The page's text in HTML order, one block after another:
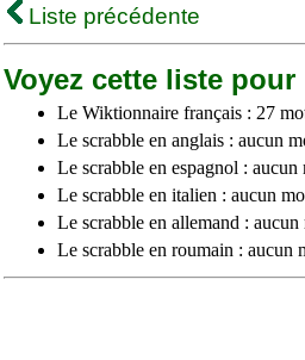
Liste précédente
Voyez cette liste pour
Le Wiktionnaire français : 27
Le scrabble en anglais : aucun
Le scrabble en espagnol : aucun
Le scrabble en italien : aucun
Le scrabble en allemand : aucun
Le scrabble en roumain : aucun